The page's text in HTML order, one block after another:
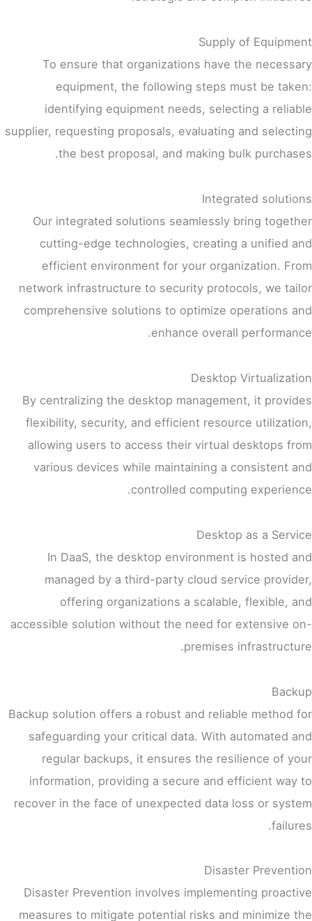
Supply of Equipment
To ensure that organizations have the necessary
equipment, the following steps must be taken:
identifying equipment needs, selecting a reliable
supplier, requesting proposals, evaluating and selecting
the best proposal, and making bulk purchases.
Integrated solutions
Our integrated solutions seamlessly bring together
cutting-edge technologies, creating a unified and
efficient environment for your organization. From
network infrastructure to security protocols, we tailor
comprehensive solutions to optimize operations and
enhance overall performance.
Desktop Virtualization
By centralizing the desktop management, it provides
flexibility, security, and efficient resource utilization,
allowing users to access their virtual desktops from
various devices while maintaining a consistent and
controlled computing experience.
Desktop as a Service
In DaaS, the desktop environment is hosted and
managed by a third-party cloud service provider,
offering organizations a scalable, flexible, and
accessible solution without the need for extensive on-
premises infrastructure.
Backup
Backup solution offers a robust and reliable method for
safeguarding your critical data. With automated and
regular backups, it ensures the resilience of your
information, providing a secure and efficient way to
recover in the face of unexpected data loss or system
failures.
Disaster Prevention
Disaster Prevention involves implementing proactive
measures to mitigate potential risks and minimize the